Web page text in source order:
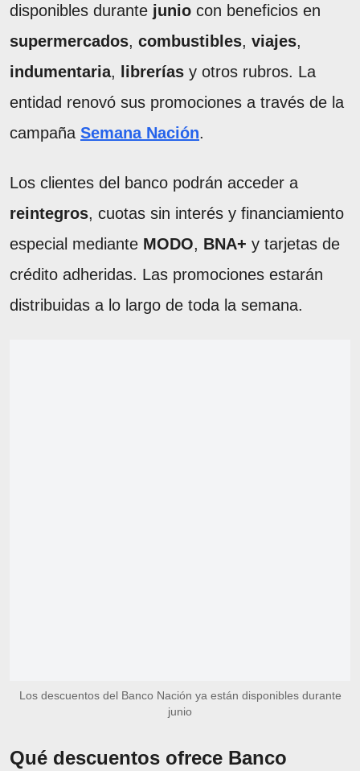
disponibles durante junio con beneficios en
supermercados, combustibles, viajes,
indumentaria, librerías y otros rubros. La
entidad renovó sus promociones a través de la
campaña Semana Nación.
Los clientes del banco podrán acceder a
reintegros, cuotas sin interés y financiamiento
especial mediante MODO, BNA+ y tarjetas de
crédito adheridas. Las promociones estarán
distribuidas a lo largo de toda la semana.
Los descuentos del Banco Nación ya están disponibles durante
junio
Qué descuentos ofrece Banco